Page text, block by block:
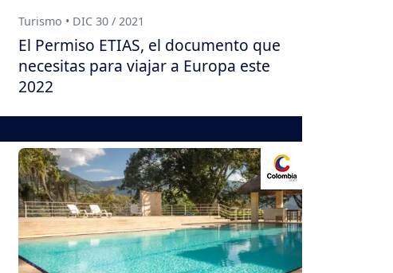
Turismo • DIC 30 / 2021
El Permiso ETIAS, el documento que
necesitas para viajar a Europa este
2022